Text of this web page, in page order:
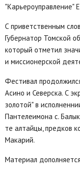
"Карьероуправление"
С приветственным
Губернатор Томской
который отметил
и миссионерской
Фестивал
Асино и Северска. С
золотой" в
Пантелеимона с.
те алтайцы, предков
Макарий.
Материал дополняется